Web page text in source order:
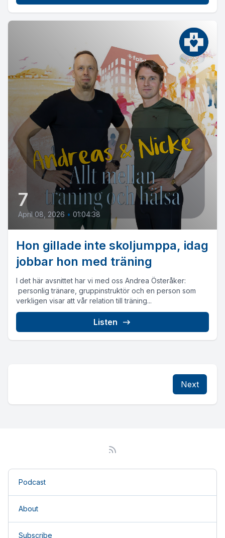
7
April 08, 2026 • 01:04:38
Hon gillade inte skoljumppa, idag
jobbar hon med träning
I det här avsnittet har vi med oss Andrea Österåker:
personlig tränare, gruppinstruktör och en person som
verkligen visar att vår relation till träning...
Listen
Next
Podcast
About
Subscribe